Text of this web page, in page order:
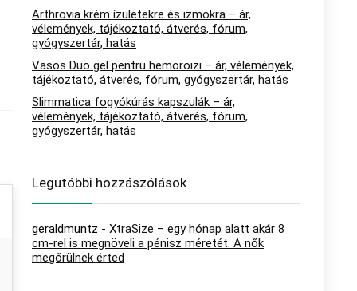
Arthrovia krém ízületekre és izmokra – ár,
vélemények, tájékoztató, átverés, fórum,
gyógyszertár, hatás
Vasos Duo gel pentru hemoroizi – ár, vélemények,
tájékoztató, átverés, fórum, gyógyszertár, hatás
Slimmatica fogyókúrás kapszulák – ár,
vélemények, tájékoztató, átverés, fórum,
gyógyszertár, hatás
Legutóbbi hozzászólások
geraldmuntz - XtraSize – egy hónap alatt akár 8
cm-rel is megnöveli a pénisz méretét. A nők
megőrülnek érted